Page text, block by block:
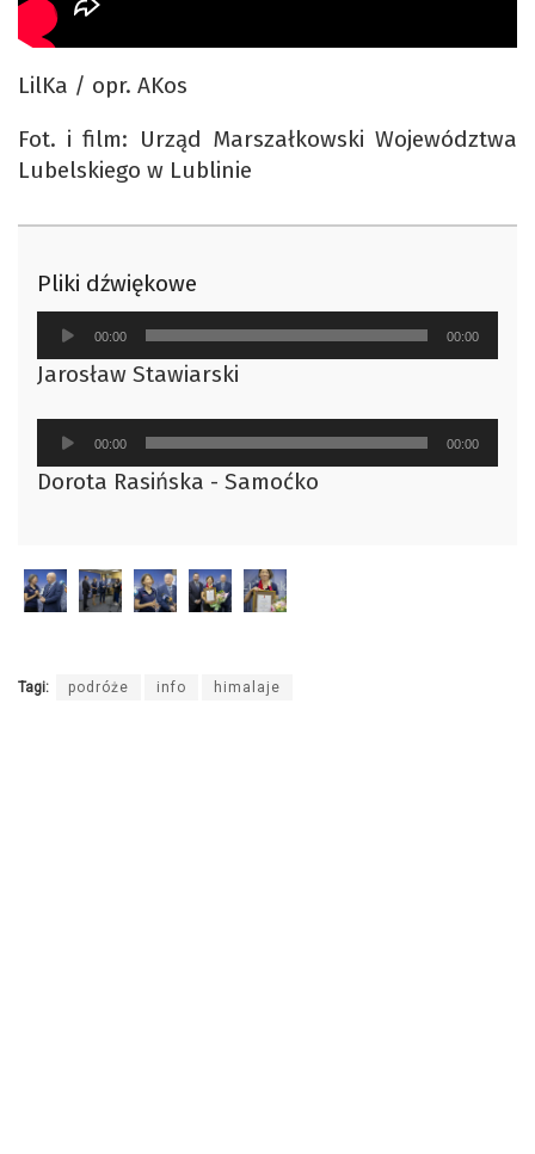
LilKa / opr. AKos
Fot. i film: Urząd Marszałkowski Województwa
Lubelskiego w Lublinie
Pliki dźwiękowe
Odtwarzacz
plików
dźwiękowych
00:00 00:00
Jarosław Stawiarski
Odtwarzacz
plików
dźwiękowych
00:00 00:00
Dorota Rasińska - Samoćko
Tagi: podróże info himalaje